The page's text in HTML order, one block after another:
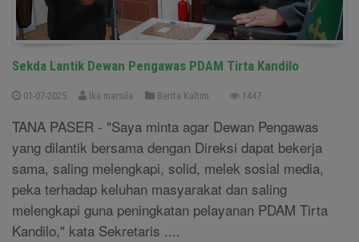
Sekda Lantik Dewan Pengawas PDAM Tirta Kandilo
01-07-2025 Ika marsila Berita Kaltim 1447
TANA PASER - "Saya minta agar Dewan Pengawas
yang dilantik bersama dengan Direksi dapat bekerja
sama, saling melengkapi, solid, melek sosial media,
peka terhadap keluhan masyarakat dan saling
melengkapi guna peningkatan pelayanan PDAM Tirta
Kandilo," kata Sekretaris ....